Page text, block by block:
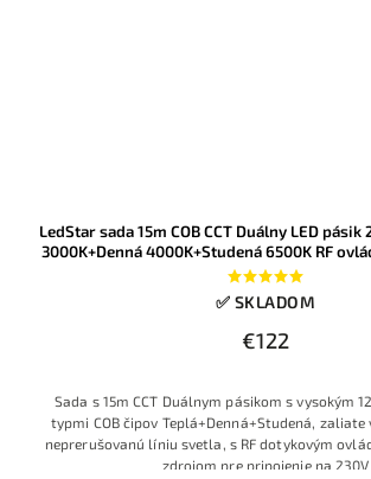
LedStar sada 15m COB CCT Duálny LED
3000K+Denná 4000K+Studená 6500K RF
zdroj
✅ SKLADOM
€122
Sada s 15m CCT Duálnym pásikom s vysokým
typmi COB čipov Teplá+Denná+Studená,
neprerušovanú líniu svetla, s RF dotykovým
zdrojom pre pripojenie na 230V